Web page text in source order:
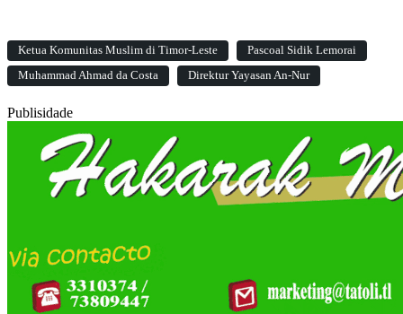
Ketua Komunitas Muslim di Timor-Leste
Pascoal Sidik Lemorai
Muhammad Ahmad da Costa
Direktur Yayasan An-Nur
Publisidade